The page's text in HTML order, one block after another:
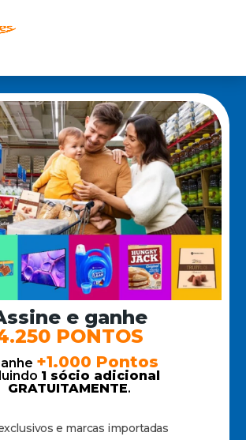
e ganhe
PONTOS
+1.000 Pontos
1 sócio adicional
GRATUITAMENTE.
e marcas importadas